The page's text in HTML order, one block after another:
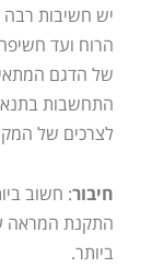
יש חשיבות
הרוח ועד
של הדגם
התחשבות
לצרכים של
חיבור: חשוב
התקנת המראה
ביותר.